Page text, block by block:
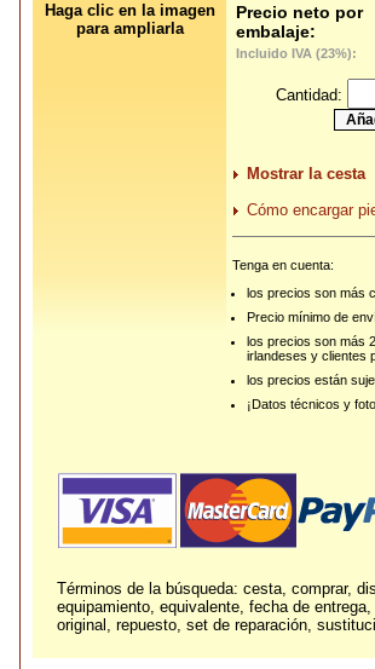
Haga clic en la imagen
para ampliarla
Precio neto por
embalaje:
Incluido IVA (23%):
Cantidad:
Mostrar la cesta
Cómo encargar
Tenga en cuenta:
los precios son más
Precio mínimo de
los precios son más
irlandeses y clientes
los precios están
¡Datos técnicos y
Términos de la búsqueda: cesta, comprar,
equipamiento, equivalente, fecha de
original, repuesto, set de reparación,